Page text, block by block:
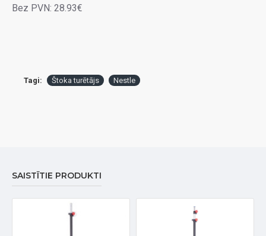
Bez PVN: 28.93€
Tagi: Štoka turētājs Nestle
SAISTĪTIE PRODUKTI